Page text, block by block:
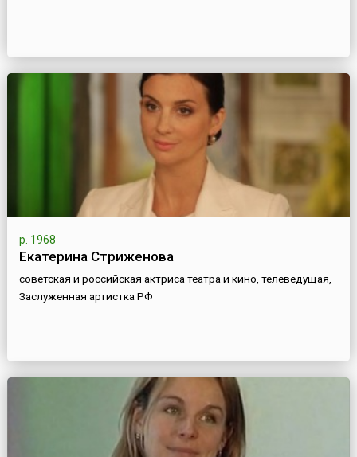
р. 1968
Екатерина Стриженова
советская и российская актриса театра и кино, телеведущая,
Заслуженная артистка РФ